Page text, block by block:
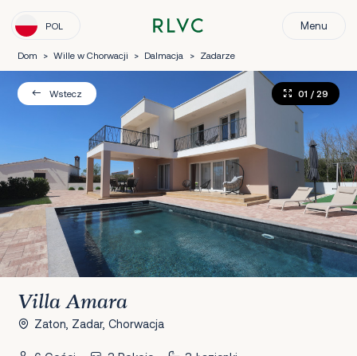
POL Menu
Dom > Wille w Chorwacji > Dalmacja > Zadarze
Wstecz 01 / 29
Villa Amara
Zaton, Zadar, Chorwacja